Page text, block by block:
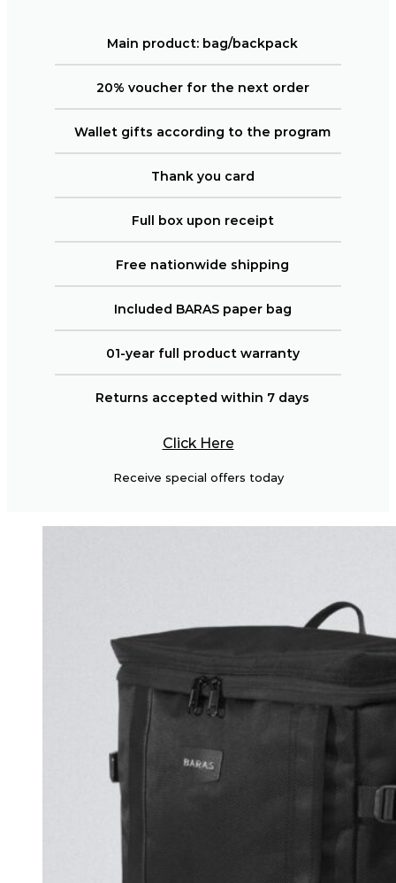
Main product: bag/backpack
20% voucher for the next order
Wallet gifts according to the program
Thank you card
Full box upon receipt
Free nationwide shipping
Included BARAS paper bag
01-year full product warranty
Returns accepted within 7 days
Click Here
Receive special offers today